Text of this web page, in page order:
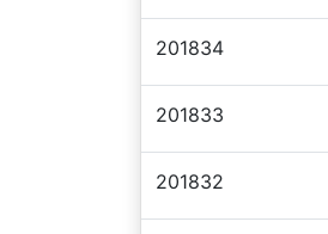
201834
201833
201832